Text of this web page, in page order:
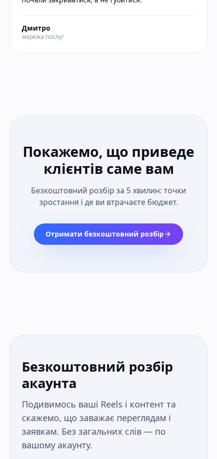
Дмитро
мережа послуг
Покажемо, що приведе
клієнтів саме вам
Безкоштовний розбір за 5 хвилин: точки
зростання і де ви втрачаєте бюджет.
Отримати безкоштовний розбір
Безкоштовний розбір
акаунта
Подивимось ваші Reels і контент та
скажемо, що заважає переглядам і
заявкам. Без загальних слів — по
вашому акаунту.